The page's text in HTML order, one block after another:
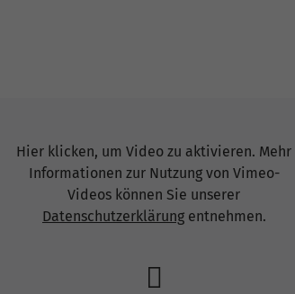
Hier klicken, um Video zu aktivieren. Mehr
Informationen zur Nutzung von Vimeo-
Videos können Sie unserer
Datenschutzerklärungentnehmen.